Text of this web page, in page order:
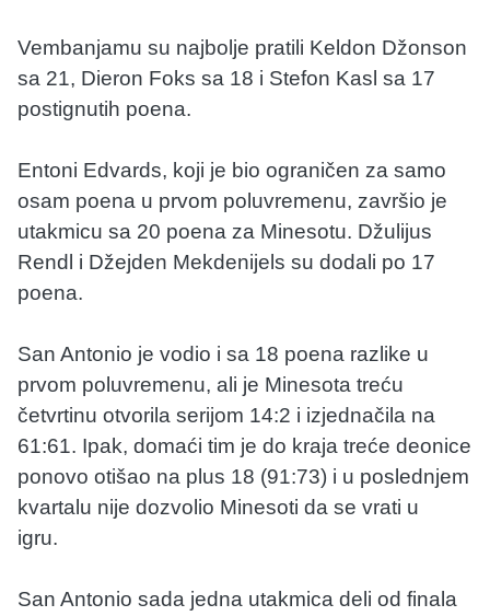
Vembanjamu su najbolje pratili Keldon Džonson
sa 21, Dieron Foks sa 18 i Stefon Kasl sa 17
postignutih poena.
Entoni Edvards, koji je bio ograničen za samo
osam poena u prvom poluvremenu, završio je
utakmicu sa 20 poena za Minesotu. Džulijus
Rendl i Džejden Mekdenijels su dodali po 17
poena.
San Antonio je vodio i sa 18 poena razlike u
prvom poluvremenu, ali je Minesota treću
četvrtinu otvorila serijom 14:2 i izjednačila na
61:61. Ipak, domaći tim je do kraja treće deonice
ponovo otišao na plus 18 (91:73) i u poslednjem
kvartalu nije dozvolio Minesoti da se vrati u
igru.
San Antonio sada jedna utakmica deli od finala